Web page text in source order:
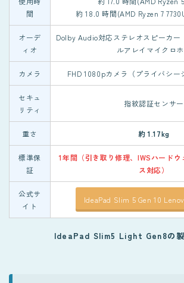
間
約 18.0 時間(AMD Ryzen 7
オーデ
ィオ
Dolby Audio対応ステレオスピーカー
ルアレイマイクロ
カメラ FHD 1080pカメラ（プライバシー
セキュ
リティ
指紋認証センサー
重さ 約 1.17kg
標準保
証
1年間（引き取り修理、IWSハード
ス対応）
公式サ
イト
IdeaPad Slim 5 Gen 10
IdeaPad Slim5 Light Gen8の